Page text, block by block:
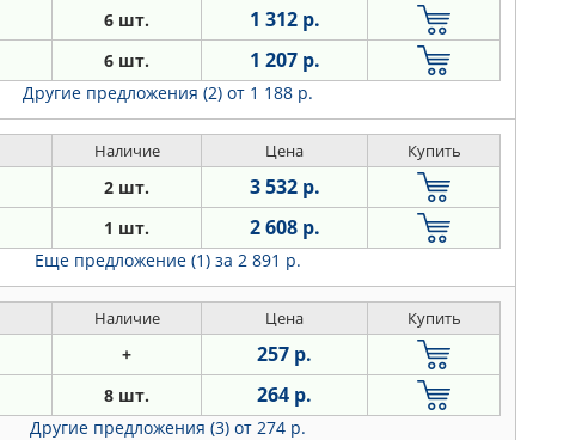
6 шт. 1 312 р.
6 шт. 1 207 р.
Другие предложения (2) от 1 188 р.
Наличие Цена Купить
2 шт. 3 532 р.
1 шт. 2 608 р.
Еще предложение (1) за 2 891 р.
Наличие Цена Купить
+ 257 р.
8 шт. 264 р.
Другие предложения (3) от 274 р.